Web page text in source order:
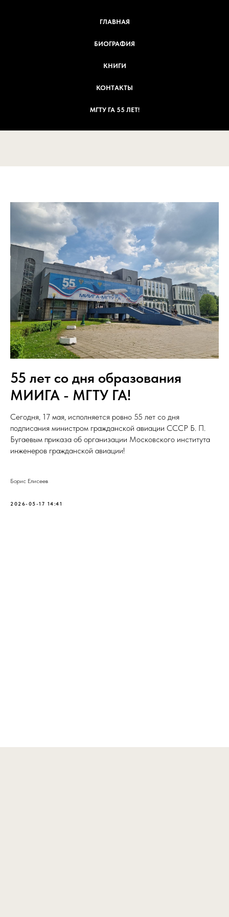
ГЛАВНАЯ
БИОГРАФИЯ
КНИГИ
КОНТАКТЫ
МГТУ ГА 55 ЛЕТ!
55 лет со дня образования
МИИГА - МГТУ ГА!
Сегодня, 17 мая, исполняется ровно 55 лет со дня
подписания министром гражданской авиации СССР Б. П.
Бугаевым приказа об организации Московского института
инженеров гражданской авиации!
Борис Елисеев
2026-05-17 14:41